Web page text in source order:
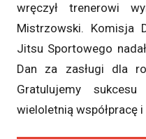
wręczył trenerowi
Mistrzowski. Komisja
Jitsu Sportowego
Dan za zasługi dla
Gratulujemy
wieloletnią współpracę